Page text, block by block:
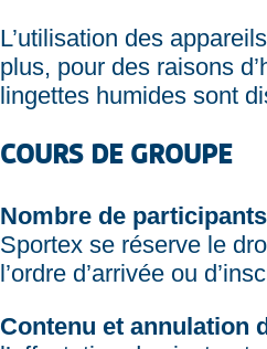
L’utilisation des
plus, pour des raisons
lingettes humides sont
COURS DE GROUPE
Nombre de
Sportex se réserve le
l’ordre d’arrivée ou
Contenu et annulation